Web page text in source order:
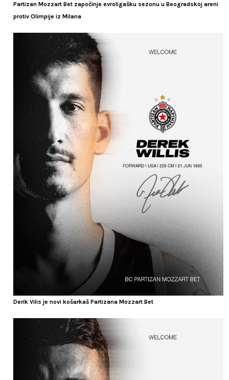
Partizan Mozzart Bet započinje evroligašku sezonu u Beogradskoj areni
protiv Olimpije iz Milana
Derik Vilis je novi košarkaš Partizana Mozzart Bet